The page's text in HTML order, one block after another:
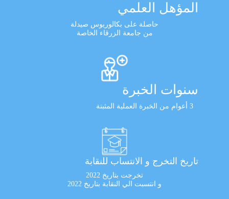
المؤهل العلمي
حاصلة على بكالوريوس صيدلة
من جامعة الزرقاء الخاصة
سنوات الخبرة
3 أعوام من الخبرة العملية المثبتة
تاريخ التخرج و الانتساب للنقابة
تخرجت بتاريخ 2022
و انتسبت الي النقابة بتاريخ 2022